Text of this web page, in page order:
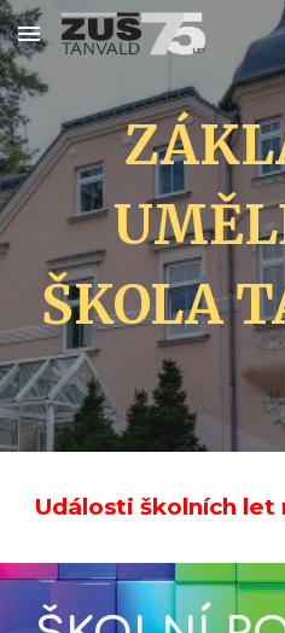
Skip to main content
ŠKOLA
Události školních let